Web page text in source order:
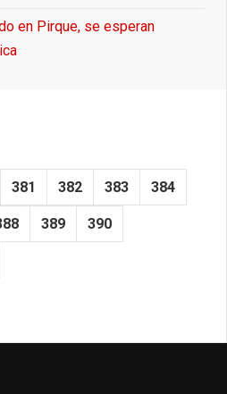
en Pirque, se esperan
381 382 383 384
389 390